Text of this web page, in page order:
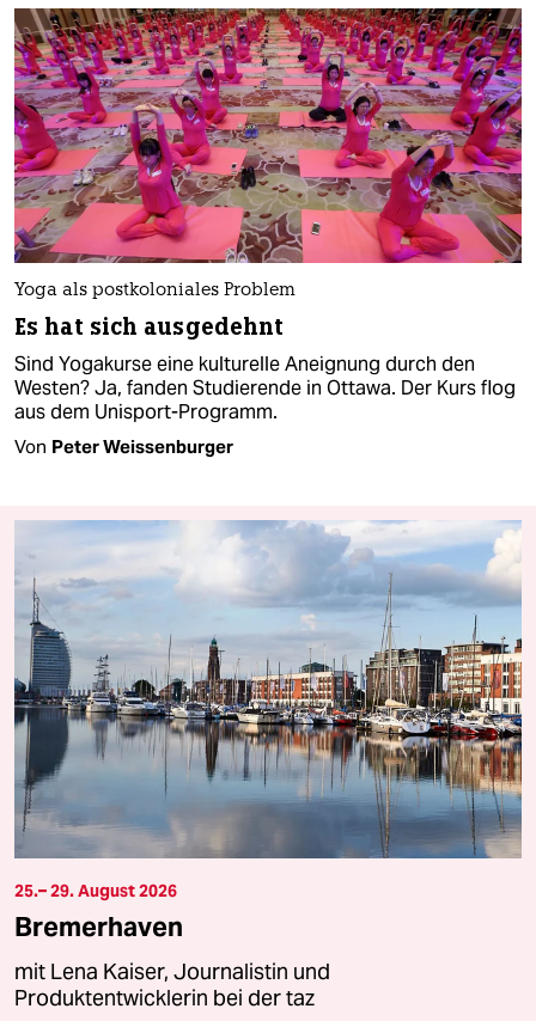
Yoga als postkoloniales Problem
Es hat sich ausgedehnt
Sind Yogakurse eine kulturelle Aneignung durch den
Westen? Ja, fanden Studierende in Ottawa. Der Kurs flog
aus dem Unisport-Programm.
Von Peter Weissenburger
25.– 29. August 2026
Bremerhaven
mit Lena Kaiser, Journalistin und
Produktentwicklerin bei der taz